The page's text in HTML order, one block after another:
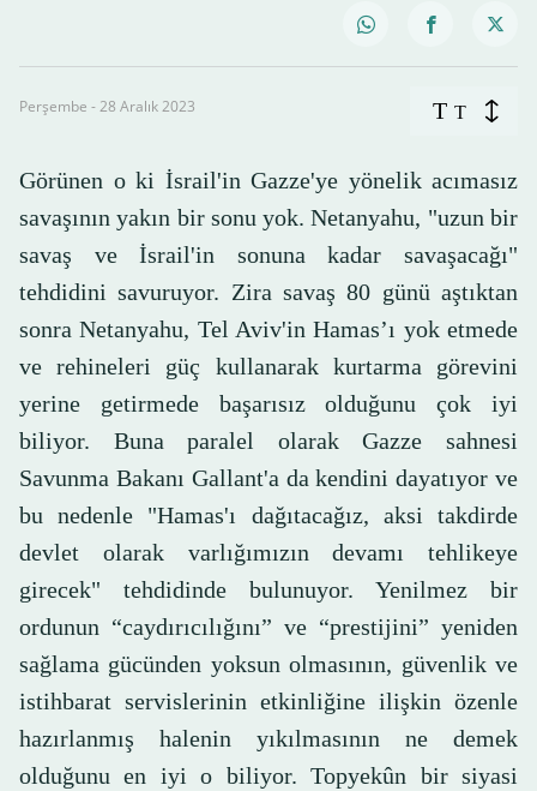
Perşembe - 28 Aralık 2023 T T
Görünen o ki İsrail'in Gazze'ye yönelik acımasız
savaşının yakın bir sonu yok. Netanyahu, "uzun bir
savaş ve İsrail'in sonuna kadar savaşacağı"
tehdidini savuruyor. Zira savaş 80 günü aştıktan
sonra Netanyahu, Tel Aviv'in Hamas’ı yok etmede
ve rehineleri güç kullanarak kurtarma görevini
yerine getirmede başarısız olduğunu çok iyi
biliyor. Buna paralel olarak Gazze sahnesi
Savunma Bakanı Gallant'a da kendini dayatıyor ve
bu nedenle "Hamas'ı dağıtacağız, aksi takdirde
devlet olarak varlığımızın devamı tehlikeye
girecek" tehdidinde bulunuyor. Yenilmez bir
ordunun “caydırıcılığını” ve “prestijini” yeniden
sağlama gücünden yoksun olmasının, güvenlik ve
istihbarat servislerinin etkinliğine ilişkin özenle
hazırlanmış halenin yıkılmasının ne demek
olduğunu en iyi o biliyor. Topyekûn bir siyasi